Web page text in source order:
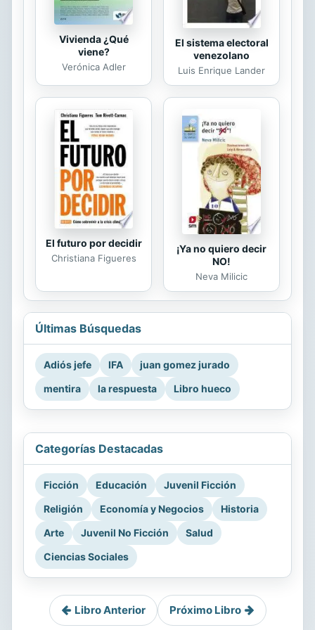
Vivienda ¿Qué
viene?
Verónica Adler
El sistema electoral
venezolano
Luis Enrique Lander
El futuro por decidir
Christiana Figueres
¡Ya no quiero decir
NO!
Neva Milicic
Últimas Búsquedas
Adiós jefe IFA
juan gomez jurado
mentira
la respuesta Libro hueco
Categorías Destacadas
Ficción Educación
Juvenil Ficción
Religión
Economía y Negocios
Historia
Arte
Juvenil No Ficción
Salud
Ciencias Sociales
Libro Anterior Próximo Libro